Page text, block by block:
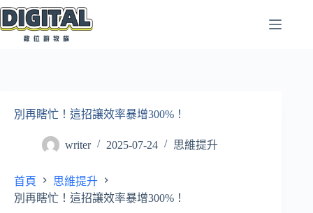
跳
至
別再瞎忙！這招讓效率暴增300%！
writer 2025-07-24 思維提升
首頁
思維提升
別再瞎忙！這招讓效率暴增300%！